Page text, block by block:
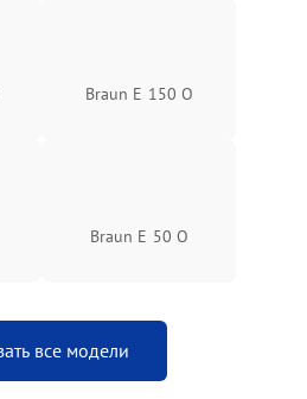
Braun E 150 O
Braun E 50 O
все модели